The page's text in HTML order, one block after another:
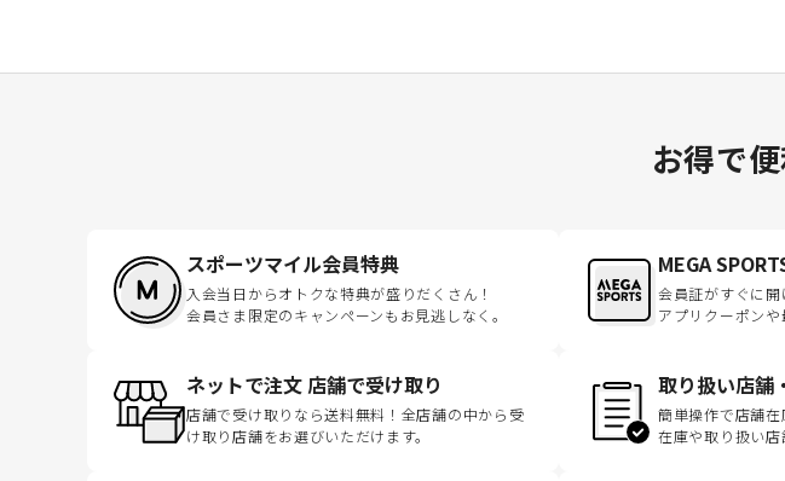
お得で
スポーツマイル会員特典
入会当日からオトクな特典が盛りだくさん！
会員さま限定のキャンペーンもお見逃しなく。
MEGA
会員証がすぐに開
アプリクーポンや
ネットで注文 店舗で受け取り
店舗で受け取りなら送料無料！全店舗の中から受
け取り店舗をお選びいただけます。
取り扱い店舗
簡単操作で店舗
在庫や取り扱い店